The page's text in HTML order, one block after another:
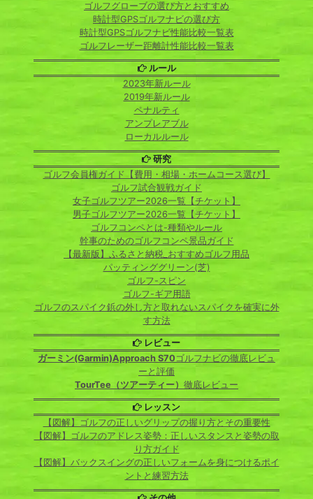
ゴルフグローブの選び方とおすすめ
時計型GPSゴルフナビの選び方
時計型GPSゴルフナビ性能比較一覧表
ゴルフレーザー距離計性能比較一覧表
ルール
2023年新ルール
2019年新ルール
ペナルティ
アンプレアブル
ローカルルール
研究
ゴルフ会員権ガイド【費用・相場・ホームコース選び】
ゴルフ試合観戦ガイド
女子ゴルフツアー2026一覧【チケット】
男子ゴルフツアー2026一覧【チケット】
ゴルフコンペとは-種類やルール
幹事のためのゴルフコンペ景品ガイド
【最新版】ふるさと納税_おすすめゴルフ用品
パッティンググリーン(芝)
ゴルフ-スピン
ゴルフ-ギア用語
ゴルフのスパイク鋲の外し方と取れないスパイクを確実に外
す方法
レビュー
ガーミン(Garmin)Approach S70ゴルフナビの徹底レビュ
ーと評価
TourTee（ツアーティー） 徹底レビュー
レッスン
【図解】ゴルフの正しいグリップの握り方とその重要性
【図解】ゴルフのアドレス姿勢：正しいスタンスと姿勢の取
り方ガイド
【図解】バックスイングの正しいフォームを身につけるポイ
ントと練習方法